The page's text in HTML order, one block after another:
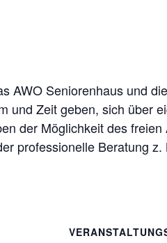
AWO Seniorenhaus und
und Zeit geben, sich über
der Möglichkeit des
professionelle Beratung